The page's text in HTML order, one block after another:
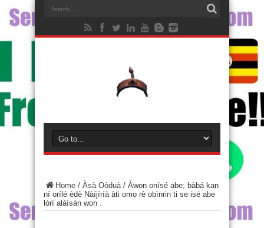
Home / Àṣà Oòduà/ Àwon onísé abe; bàbá kan
ní orílé èdè Nàíjíríà àti omo rè obìnrin ti se isé abe
lórí aláìsàn won .